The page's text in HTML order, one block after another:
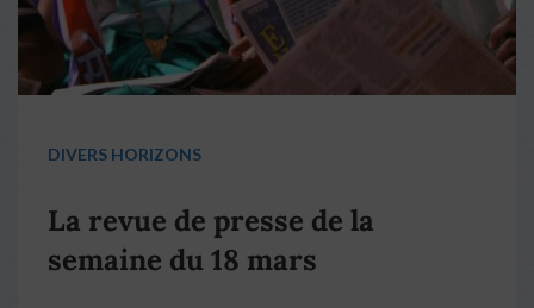
DIVERS HORIZONS
La revue de presse de la
semaine du 18 mars